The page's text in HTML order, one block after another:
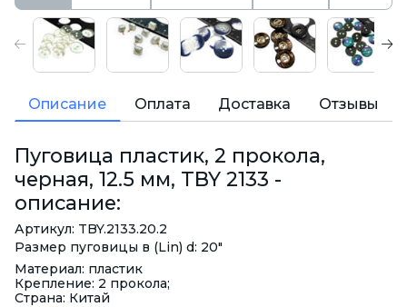
Описание Оплата Доставка Отзывы
Пуговица пластик, 2 прокола,
черная, 12.5 мм, TBY 2133 -
описание:
Артикул: TBY.2133.20.2
Размер пуговицы в (Lin) d: 20"
Материал: пластик
Крепление: 2 прокола;
Страна: Китай